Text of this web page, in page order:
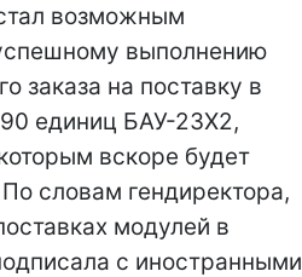
возможным
выполнению
заказа на поставку в
единиц БАУ-23Х2,
вскоре будет
словам гендиректора,
модулей в
с иностранными